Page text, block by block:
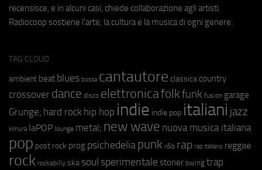
recensisce, e in alcuni casi, chiede collaborazione agli artisti.
Radiocoop sostiene l'arte, la cultura e la musica di ogni genere.
TAG CLOUD
ambient beat blues bossa cantautore classica country
crossover dance disco elettronicafolkfunk fusion garage
Grunge; hard rock hip hop indie indie pop italiani jazz
kimura laPOP lounge metal; new wave nuova musica italiana
pop post rock prog psichedeliapunk r&b rap rap italiano reggae
rock rockabilly ska soul sperimentale stoner swing trap